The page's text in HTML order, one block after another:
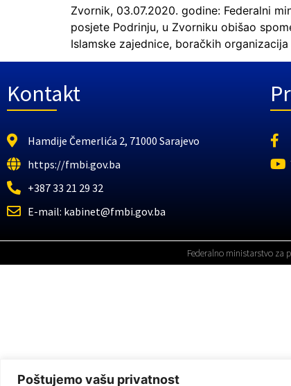
Poštujemo vašu privatnost
Zvornik, 03.07.2020. godine: Federalni
posjete Podrinju, u Zvorniku obišao
Islamske zajednice, boračkih
Kontakt
Hamdije Čemerlića 2, 71000 Sarajevo
https://fmbi.gov.ba
+387 33 21 29 32
E-mail: kabinet@fmbi.gov.ba
Federalno ministarstvo za